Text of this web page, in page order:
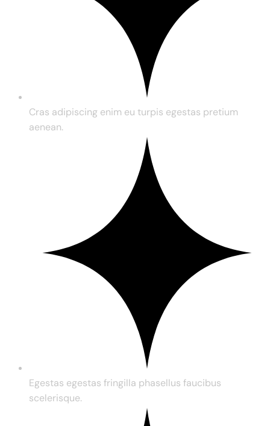
Cras adipiscing enim eu turpis egestas pretium
aenean.
Egestas egestas fringilla phasellus faucibus
scelerisque.